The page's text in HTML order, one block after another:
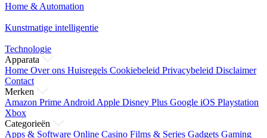
Home & Automation
Kunstmatige intelligentie
Technologie
Apparata
Home Over ons Huisregels Cookiebeleid Privacybeleid Disclaimer
Contact
Merken
Amazon Prime Android Apple Disney Plus Google iOS Playstation
Xbox
Categorieën
Apps & Software Online Casino Films & Series Gadgets Gaming